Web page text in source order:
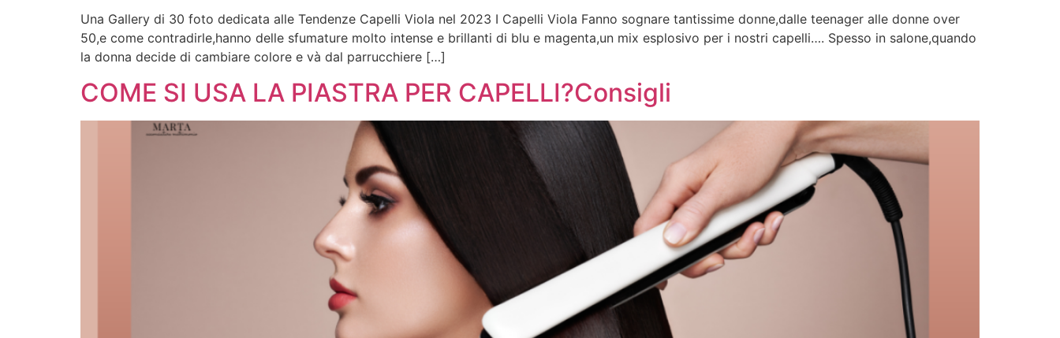
Una Gallery di 30 foto dedicata alle Tendenze Capelli Viola nel 2023 I Capelli Viola Fanno sognare tantissime donne,dalle teenager alle donne over
50,e come contradirle,hanno delle sfumature molto intense e brillanti di blu e magenta,un mix esplosivo per i nostri capelli…. Spesso in salone,quando
la donna decide di cambiare colore e và dal parrucchiere […]
COME SI USA LA PIASTRA PER CAPELLI?Consigli